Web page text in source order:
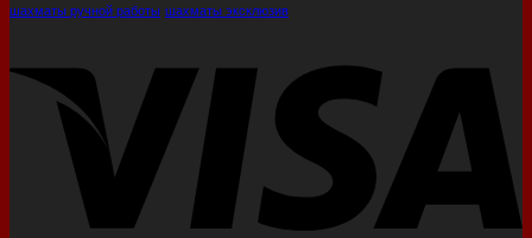
шахматы ручной работы шахматы эксклюзив